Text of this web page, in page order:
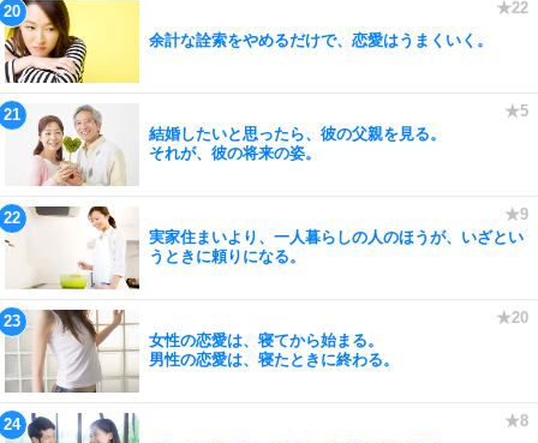
余計な詮索をやめるだけで、恋愛はうまくいく。
結婚したいと思ったら、彼の父親を見る。
それが、彼の将来の姿。
実家住まいより、一人暮らしの人のほうが、いざとい
うときに頼りになる。
女性の恋愛は、寝てから始まる。
男性の恋愛は、寝たときに終わる。